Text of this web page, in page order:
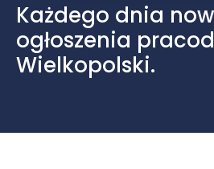
Każdego dnia
ogłoszenia
Wielkopolski.